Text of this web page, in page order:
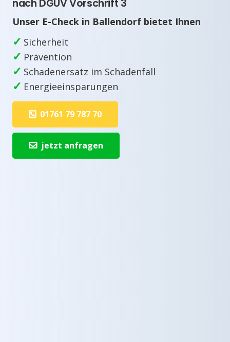
nach DGUV Vorschrift 3
Unser E-Check in Ballendorf bietet Ihnen
✓ Sicherheit
✓ Prävention
✓ Schadenersatz im Schadenfall
✓ Energieeinsparungen
01761 79 787 70
jetzt anfragen